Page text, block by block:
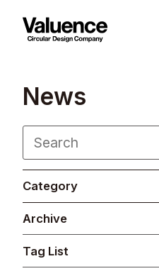
Company
Philosophy
Business
News
Category
Archive
Tag List